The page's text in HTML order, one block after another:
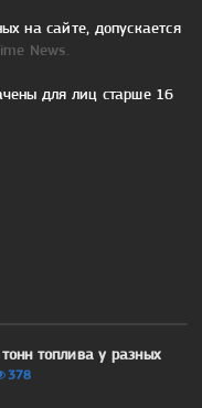
на сайте, допускается
News.
для лиц старше 16
топлива у разных
378